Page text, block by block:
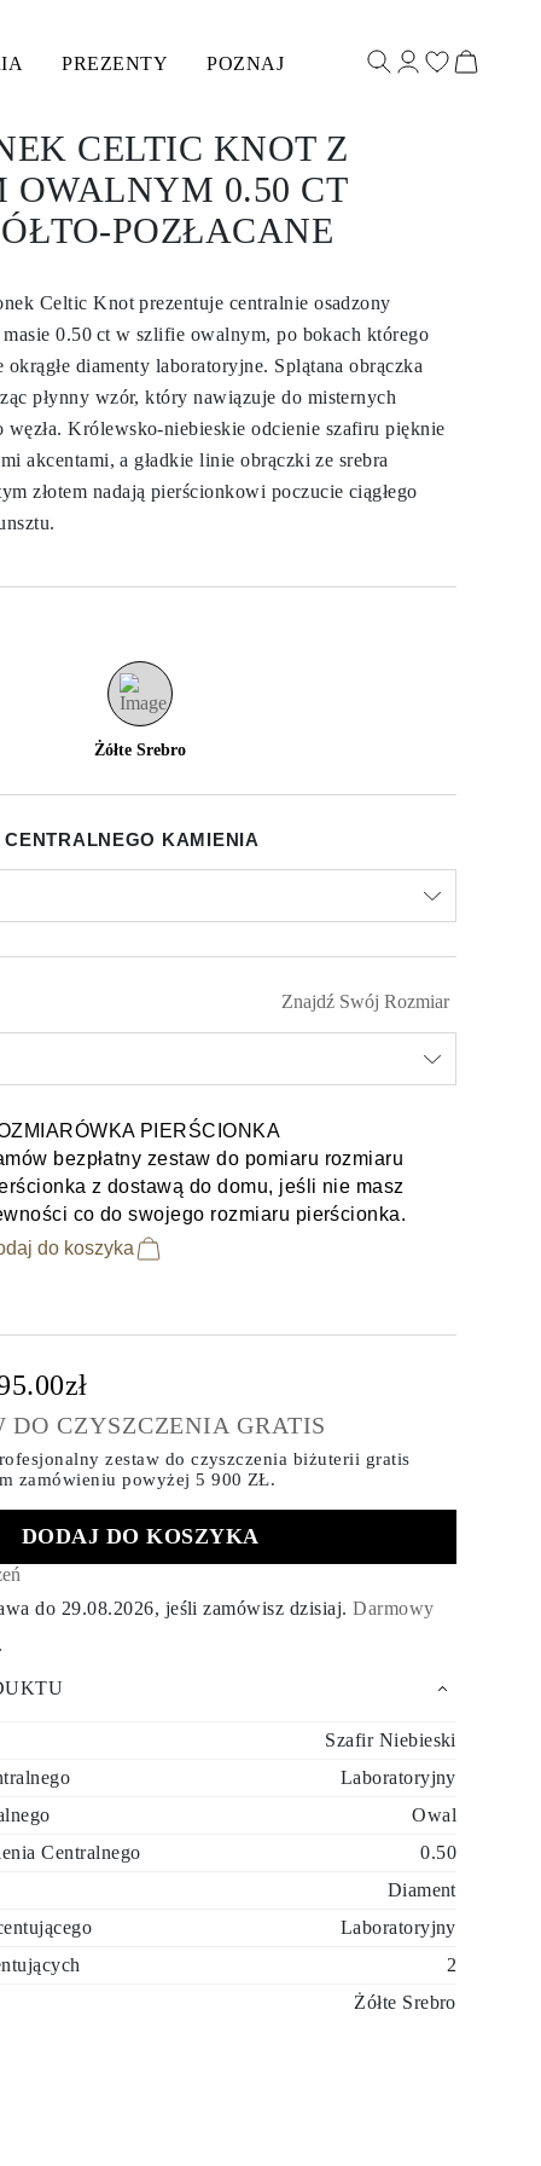
PREZENTY POZNAJ
CELTIC KNOT Z
OWALNYM 0.50 CT
POZŁACANE
Celtic Knot prezentuje centralnie osadzony
0.50 ct w szlifie owalnym, po bokach którego
okrągłe diamenty laboratoryjne. Splątana obrączka
płynny wzór, który nawiązuje do misternych
Królewsko-niebieskie odcienie szafiru pięknie
akcentami, a gładkie linie obrączki ze srebra
złotem nadają pierścionkowi poczucie ciągłego
Żółte Srebro
KAMIENIA
Znajdź Swój Rozmiar
PIERŚCIONKA
bezpłatny zestaw do pomiaru rozmiaru
z dostawą do domu, jeśli nie masz
co do swojego rozmiaru pierścionka.
do koszyka
DO CZYSZCZENIA GRATIS
zestaw do czyszczenia biżuterii gratis
zamówieniupowyżej 5 900 ZŁ.
DODAJ DO KOSZYKA
do 29.08.2026, jeśli zamówisz dzisiaj.Darmowy
Szafir Niebieski
Laboratoryjny
Owal
Centralnego
0.50
Diament
Laboratoryjny
2
Żółte Srebro